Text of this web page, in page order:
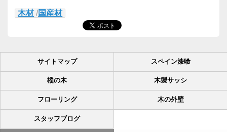
木材/国産材
サイトマップ スペイン漆喰
樅の木 木製サッシ
フローリング 木の外壁
スタッフブログ